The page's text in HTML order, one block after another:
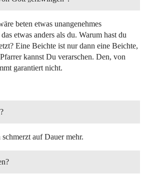
beten etwas unangenehmes
etwas anders als du. Warum hast du
Eine Beichte ist nur dann eine Beichte,
kannst Du verarschen. Den, von
garantiert nicht.
auf Dauer mehr.